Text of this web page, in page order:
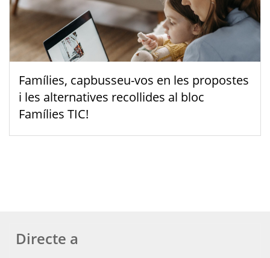
Famílies, capbusseu-vos en les propostes
i les alternatives recollides al bloc
Famílies TIC!
Directe a